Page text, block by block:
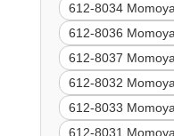
612-8034
612-8036
612-8037
612-8032
612-8033
612-8031